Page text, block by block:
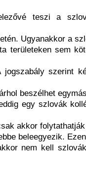
teszi a
Ugyanakkor a
területeken sem
jogszabály szerint
beszélhet
egy szlovák
akkor
beleegyezik.
nem kell